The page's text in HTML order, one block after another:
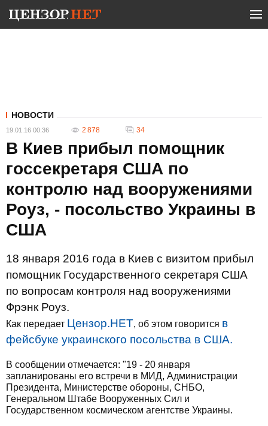
НОВОСТИ
19.01.16 00:36 2 878 34
В Киев прибыл помощник
госсекретаря США по
контролю над вооружениями
Роуз, - посольство Украины в
США
18 января 2016 года в Киев с визитом прибыл
помощник Государственного секретаря США
по вопросам контроля над вооружениями
Фрэнк Роуз.
Как передает Цензор.НЕТ, об этом говорится в
фейсбуке украинского посольства в США.
В сообщении отмечается: "19 - 20 января
запланированы его встречи в МИД, Администрации
Президента, Министерстве обороны, СНБО,
Генеральном Штабе Вооруженных Сил и
Государственном космическом агентстве Украины.